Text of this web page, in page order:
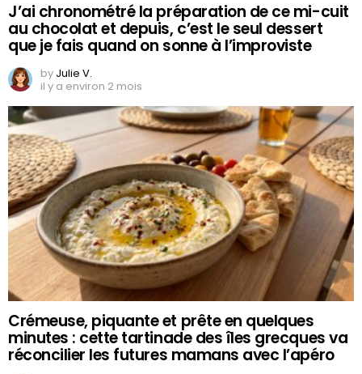
J’ai chronométré la préparation de ce mi-cuit
au chocolat et depuis, c’est le seul dessert
que je fais quand on sonne à l’improviste
by Julie V.
il y a environ 2 mois
Crémeuse, piquante et prête en quelques
minutes : cette tartinade des îles grecques va
réconcilier les futures mamans avec l’apéro